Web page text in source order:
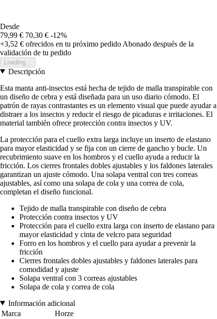
Desde
79,99 € 70,30 € -12%
+3,52 € ofrecidos en tu próximo pedido Abonado después de la
validación de tu pedido
Loading...
Descripción
Esta manta anti-insectos está hecha de tejido de malla transpirable con
un diseño de cebra y está diseñada para un uso diario cómodo. El
patrón de rayas contrastantes es un elemento visual que puede ayudar a
distraer a los insectos y reducir el riesgo de picaduras e irritaciones. El
material también ofrece protección contra insectos y UV.
La protección para el cuello extra larga incluye un inserto de elastano
para mayor elasticidad y se fija con un cierre de gancho y bucle. Un
recubrimiento suave en los hombros y el cuello ayuda a reducir la
fricción. Los cierres frontales dobles ajustables y los faldones laterales
garantizan un ajuste cómodo. Una solapa ventral con tres correas
ajustables, así como una solapa de cola y una correa de cola,
completan el diseño funcional.
Tejido de malla transpirable con diseño de cebra
Protección contra insectos y UV
Protección para el cuello extra larga con inserto de elastano para
mayor elasticidad y cinta de velcro para seguridad
Forro en los hombros y el cuello para ayudar a prevenir la
fricción
Cierres frontales dobles ajustables y faldones laterales para
comodidad y ajuste
Solapa ventral con 3 correas ajustables
Solapa de cola y correa de cola
Información adicional
Marca
Horze